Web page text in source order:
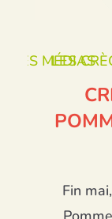
LES MÉDIAS
LES
Fin